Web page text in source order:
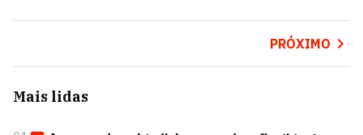
PRÓXIMO
Mais lidas